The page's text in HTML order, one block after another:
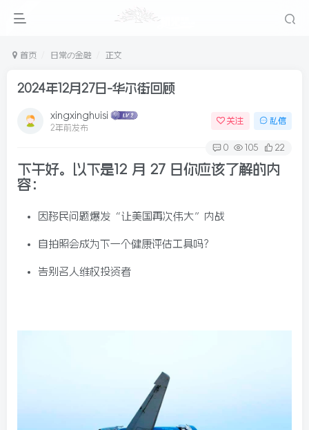
首页 日常の金融 正文
2024年12月27日-华尔街回顾
xingxinghuisi
2年前发布
关注 私信
0 105 22
下午好。以下是12 月 27 日你应该了解的内
容：
因移民问题爆发“让美国再次伟大”内战
自拍照会成为下一个健康评估工具吗？
告别名人维权投资者